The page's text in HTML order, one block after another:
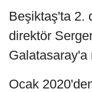
Beşiktaş'ta 2.
direktör
Galatasaray'a
Ocak